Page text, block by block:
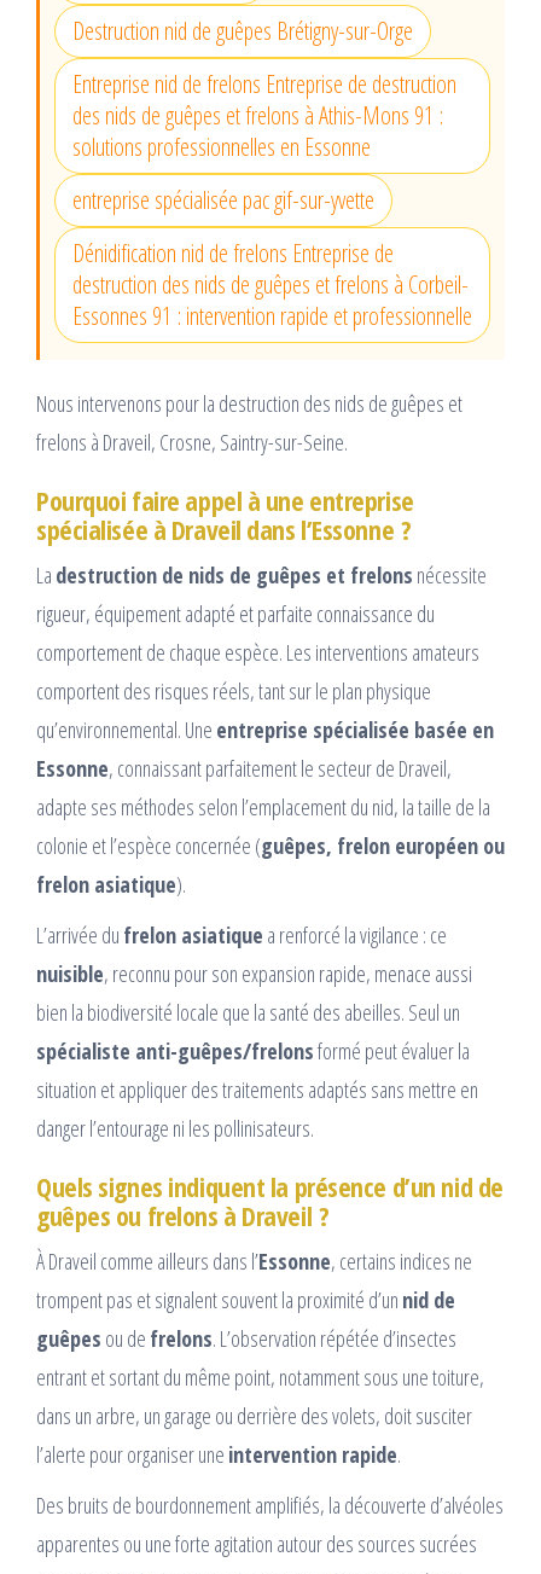
Destruction nid de guêpes Brétigny-sur-Orge
Entreprise nid de frelons Entreprise de destruction
des nids de guêpes et frelons à Athis-Mons 91 :
solutions professionnelles en Essonne
entreprise spécialisée pac gif-sur-yvette
Dénidification nid de frelons Entreprise de
destruction des nids de guêpes et frelons à Corbeil-
Essonnes 91 : intervention rapide et professionnelle
Nous intervenons pour la destruction des nids de guêpes et
frelons à Draveil, Crosne, Saintry-sur-Seine.
Pourquoi faire appel à une entreprise
spécialisée à Draveil dans l’Essonne ?
La destruction de nids de guêpes et frelons nécessite
rigueur, équipement adapté et parfaite connaissance du
comportement de chaque espèce. Les interventions amateurs
comportent des risques réels, tant sur le plan physique
qu’environnemental. Une entreprise spécialisée basée en
Essonne, connaissant parfaitement le secteur de Draveil,
adapte ses méthodes selon l’emplacement du nid, la taille de la
colonie et l’espèce concernée (guêpes, frelon européen ou
frelon asiatique).
L’arrivée du frelon asiatique a renforcé la vigilance : ce
nuisible, reconnu pour son expansion rapide, menace aussi
bien la biodiversité locale que la santé des abeilles. Seul un
spécialiste anti-guêpes/frelonsformé peut évaluer la
situation et appliquer des traitements adaptés sans mettre en
danger l’entourage ni les pollinisateurs.
Quels signes indiquent la présence d’un nid de
guêpes ou frelons à Draveil ?
À Draveil comme ailleurs dans l’Essonne, certains indices ne
trompent pas et signalent souvent la proximité d’un nid de
guêpes ou de frelons. L’observation répétée d’insectes
entrant et sortant du même point, notamment sous une toiture,
dans un arbre, un garage ou derrière des volets, doit susciter
l’alerte pour organiser une intervention rapide.
Des bruits de bourdonnement amplifiés, la découverte d’alvéoles
apparentes ou une forte agitation autour des sources sucrées